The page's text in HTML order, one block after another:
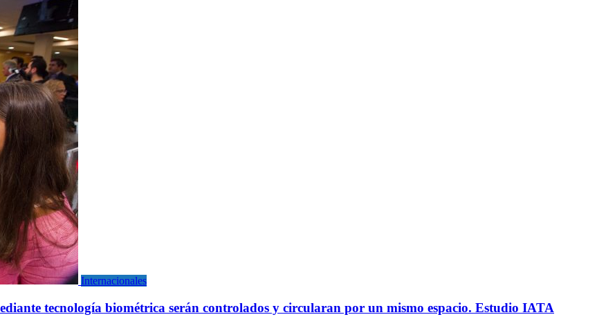
Internacionales
tecnología biométrica serán controlados y circularan por un mismo espacio. Estudio IATA